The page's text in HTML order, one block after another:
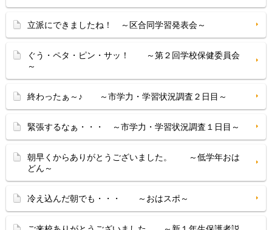
立派にできましたね！ ～区合同学習発表会～
ぐう・ペタ・ピン・サッ！ ～第２回学校保健委員会
～
終わったぁ～♪ ～市学力・学習状況調査２日目～
緊張するなぁ・・・ ～市学力・学習状況調査１日目～
朝早くからありがとうございました。 ～低学年おは
どん～
冷え込んだ朝でも・・・ ～おはスポ～